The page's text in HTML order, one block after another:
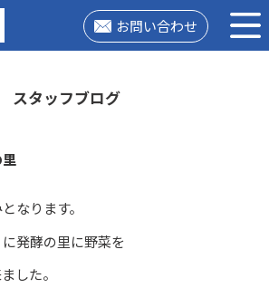
お問い合わせ
スタッフブログ
なります。
発酵の里に野菜を
した。